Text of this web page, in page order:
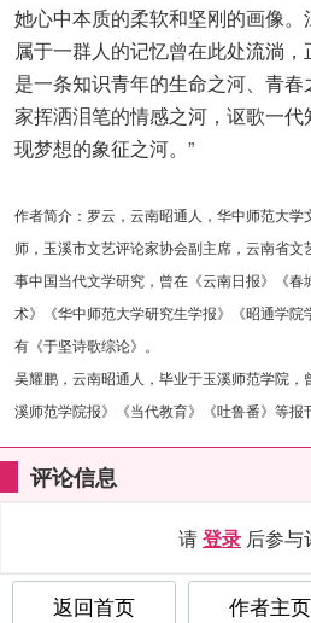
她心中本质的柔软和坚刚的画像
属于一群人的记忆曾在此处流淌
是一条知识青年的生命之河、青
家挥洒泪笔的情感之河，讴歌一
现梦想的象征之河。”
作者简介：罗云，云南昭通人，华中师范大
师，玉溪市文艺评论家协会副主席，云南省
事中国当代文学研究，曾在《云南日报》《
术》《华中师范大学研究生学报》《昭通学
有《于坚诗歌综论》。
吴耀鹏，云南昭通人，毕业于玉溪师范学院
溪师范学院报》《当代教育》《吐鲁番》等报
评论信息
请登录 后参与
返回首页 作者主页